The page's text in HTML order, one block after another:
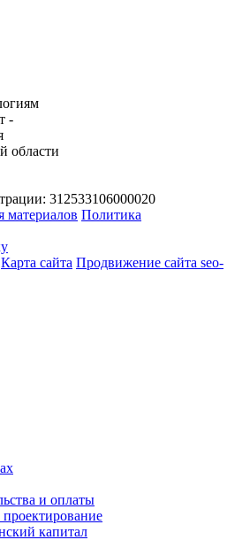
-
области
312533106000020
материалов Политика
Карта сайта Продвижение сайта seo-
и оплаты
капитал